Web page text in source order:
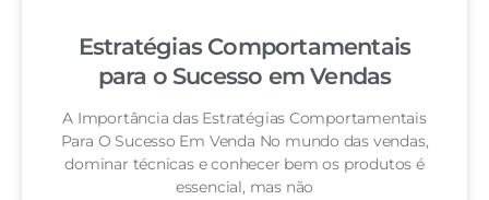
Estratégias Comportamentais
para o Sucesso em Vendas
A Importância das Estratégias Comportamentais
Para O Sucesso Em Venda No mundo das vendas,
dominar técnicas e conhecer bem os produtos é
essencial, mas não